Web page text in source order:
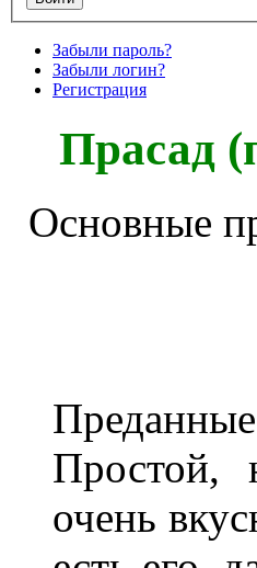
Забыли пароль?
Забыли логин?
Регистрация
Прасад
Основные
Простой,
очень